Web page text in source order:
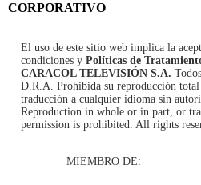
CORPORATIVO
El uso de este sitio web implica la
condiciones y Políticas de
CARACOL TELEVISIÓN S.A.
D.R.A. Prohibida su reproducción
traducción a cualquier idioma sin
Reproduction in whole or in part, or
permission is prohibited. All rights
MIEMBRO DE: